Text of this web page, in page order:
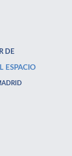
DE
ESPACIO